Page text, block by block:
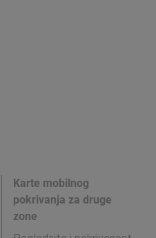
Karte mobilnog
pokrivanja za druge
zone